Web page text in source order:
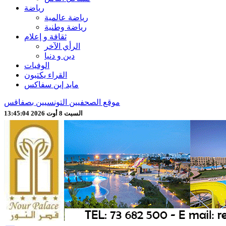
رياضة
رياضة عالمية
رياضة وطنية
ثقافة و إعلام
الرأي الآخر
دين و دنيا
الوفيات
القراء يكتبون
مايد إين سفاكس
موقع الصحفيين التونسيين بصفاقس
السبت 8 أوت 2026 13:45:06